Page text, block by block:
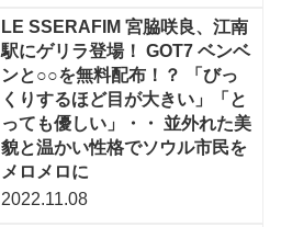
LE SSERAFIM 宮脇咲良、江南
駅にゲリラ登場！ GOT7 ベンベ
ンと○○を無料配布！？ 「びっ
くりするほど目が大きい」「と
っても優しい」・・ 並外れた美
貌と温かい性格でソウル市民を
メロメロに
2022.11.08